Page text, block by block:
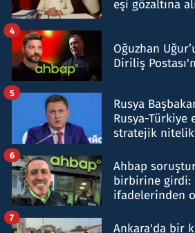
eşi gözaltına
Oğuzhan
Diriliş
4
Rusya
Rusya-Türkiye
stratejik
5
Ahbap
birbirine girdi:
ifadelerinden
6
Ankara'da bir
7